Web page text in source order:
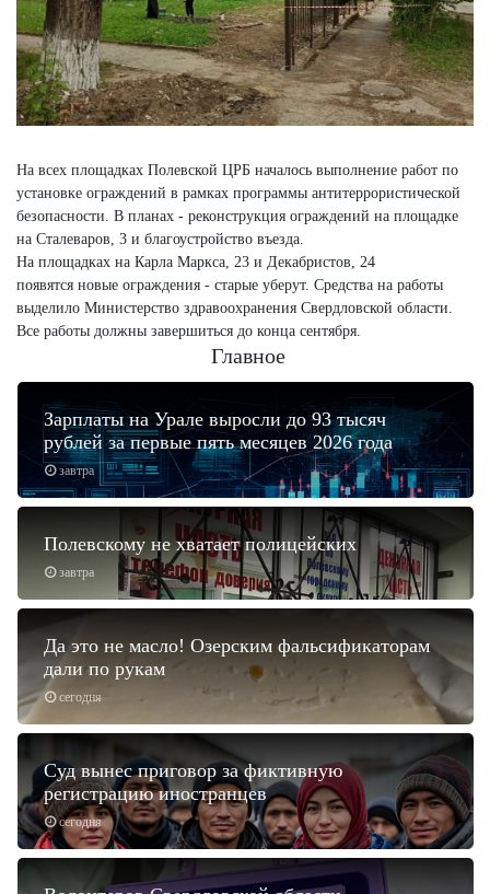
На всех площадках Полевской ЦРБ началось выполнение работ по
установке ограждений в рамках программы антитеррористической
безопасности. В планах - реконструкция ограждений на площадке
на Сталеваров, 3 и благоустройство въезда.
На площадках на Карла Маркса, 23 и Декабристов, 24
появятся новые ограждения - старые уберут. Средства на работы
выделило Министерство здравоохранения Свердловской области.
Все работы должны завершиться до конца сентября.
Главное
завтра
Зарплаты на Урале выросли до 93 тысяч
рублей за первые пять месяцев 2026 года
завтра
Полевскому не хватает полицейских
сегодня
Да это не масло! Озерским фальсификаторам
дали по рукам
сегодня
Суд вынес приговор за фиктивную
регистрацию иностранцев